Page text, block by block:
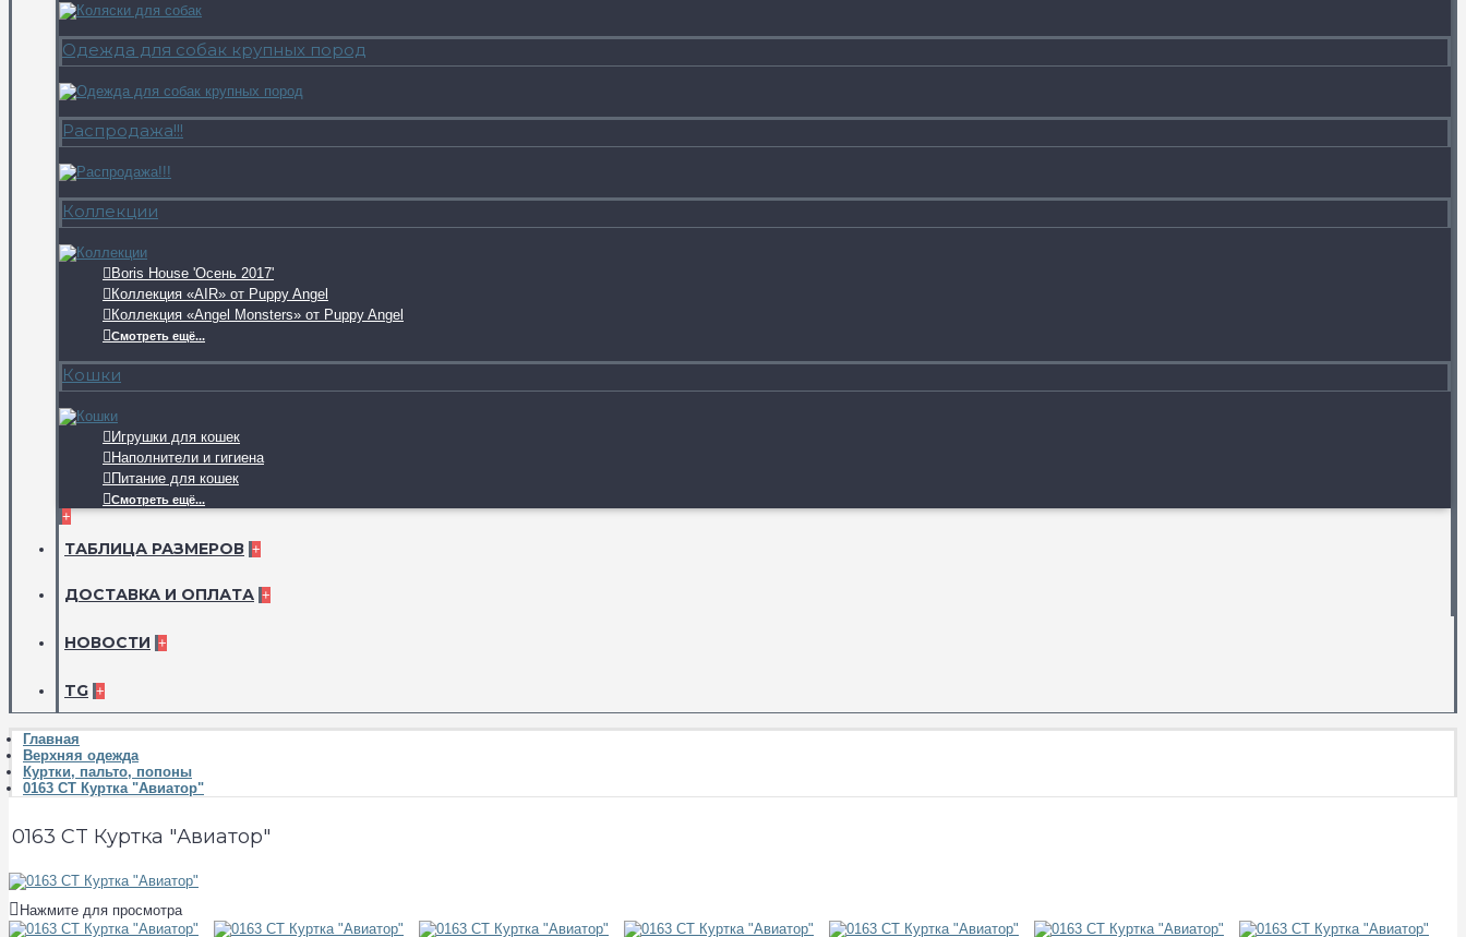
Одежда для собак крупных пород
Распродажа!!!
Коллекции
Boris House 'Осень 2017'
Коллекция «AIR» от Puppy Angel
Коллекция «Angel Monsters» от Puppy Angel
Смотреть ещё...
Кошки
Игрушки для кошек
Наполнители и гигиена
Питание для кошек
Смотреть ещё...
+
ТАБЛИЦА РАЗМЕРОВ +
ДОСТАВКА И ОПЛАТА +
НОВОСТИ +
TG +
Главная
Верхняя одежда
Куртки, пальто, попоны
0163 CT Куртка "Авиатор"
0163 CT Куртка "Авиатор"
Нажмите для просмотра